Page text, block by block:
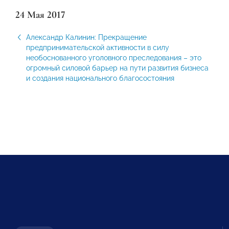
24 Мая 2017
Александр Калинин: Прекращение
предпринимательской активности в силу
необоснованного уголовного преследования – это
огромный силовой барьер на пути развития бизнеса
и создания национального благосостояния